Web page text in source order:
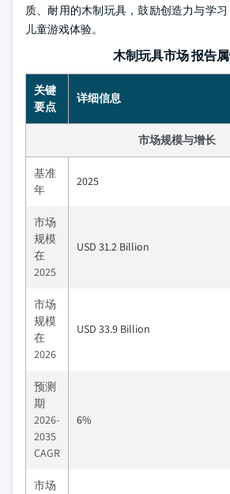
质、耐用的木制玩具，鼓励创造力与学
儿童游戏体验。
木制玩具市场 报告
关键
要点
详细信息
市场规模与增长
基准
年
2025
市场
规模
在
2025
USD 31.2 Billion
市场
规模
在
2026
USD 33.9 Billion
预测
期
2026-
2035
CAGR
6%
市场